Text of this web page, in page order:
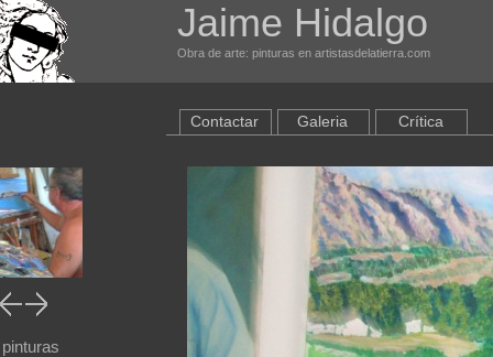
Jaime Hidalgo
Obra de arte: pinturas en artistasdelatierra.com
pinturas
Contactar Galeria Crítica